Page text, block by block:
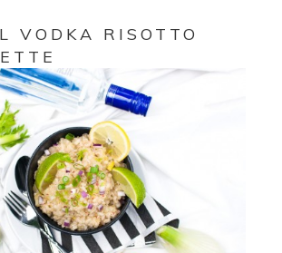
VODKA RISOTTO